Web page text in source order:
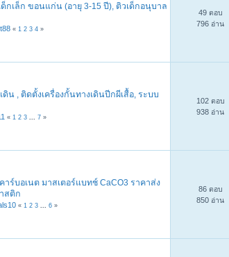
ด็กเล็ก ขอนแก่น (อายุ 3-15 ปี), ติวเด็กอนุบาล
« 1 2 3 4 »
49 ตอบ
796 อ่าน
ดิน , ติดตั้งเครื่องกั้นทางเดินปีกผีเสื้อ, ระบบ
« 1 2 3 ...7 »
102 ตอบ
938 อ่าน
ร์บอเนต มาสเตอร์แบทช์ CaCO3 ราคาส่ง
สติก
« 1 2 3 ...6 »
86 ตอบ
850 อ่าน